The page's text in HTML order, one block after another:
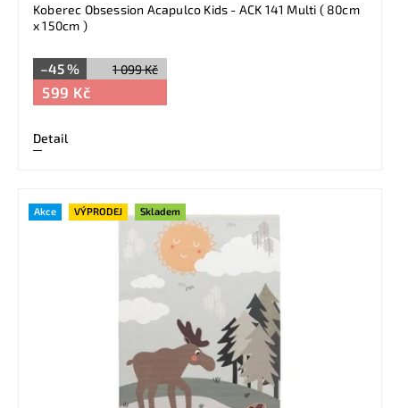
Koberec Obsession Acapulco Kids - ACK 141 Multi ( 80cm
x 150cm )
1 099 Kč
–45 %
599 Kč
Detail
Akce VÝPRODEJ Skladem